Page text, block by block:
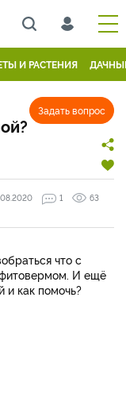
И РАСТЕНИЯ
Задать вопрос
1 63
что с
фитовермом. И ещё
и как помочь?